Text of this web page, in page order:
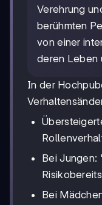
Verehrung
berühmten
von einer
deren Leben
In der
Bei Jungen:
Bei